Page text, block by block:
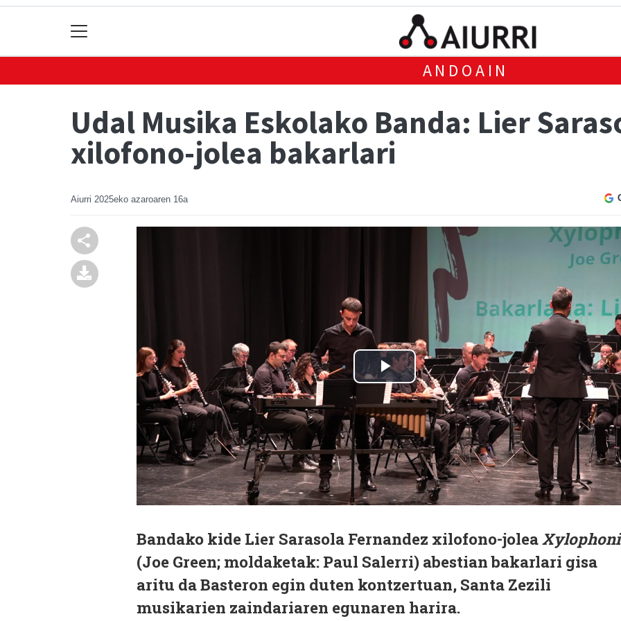
ANDOAIN
Udal Musika Eskolako Banda: Lier
xilofono-jolea bakarlari
Aiurri 2025eko azaroaren 16a
Bandako kide Lier Sarasola Fernandez xilofono-jolea
(Joe Green; moldaketak: Paul Salerri) abestian bakarlari gisa
aritu da Basteron egin duten kontzertuan, Santa Zezili
musikarien zaindariaren egunaren harira.